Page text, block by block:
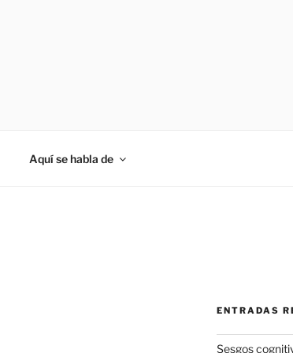
Aquí se habla de
ENTRADAS
Sesgos